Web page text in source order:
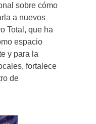
sobre cómo
a nuevos
Total, que ha
espacio
y para la
fortalece
de